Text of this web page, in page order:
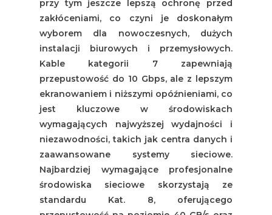
przy tym jeszcze lepszą ochronę przed
zakłóceniami, co czyni je doskonałym
wyborem dla nowoczesnych, dużych
instalacji biurowych i przemysłowych.
Kable kategorii 7 zapewniają
przepustowość do 10 Gbps, ale z lepszym
ekranowaniem i niższymi opóźnieniami, co
jest kluczowe w środowiskach
wymagających najwyższej wydajności i
niezawodności, takich jak centra danych i
zaawansowane systemy sieciowe.
Najbardziej wymagające profesjonalne
środowiska sieciowe skorzystają ze
standardu Kat. 8, oferującego